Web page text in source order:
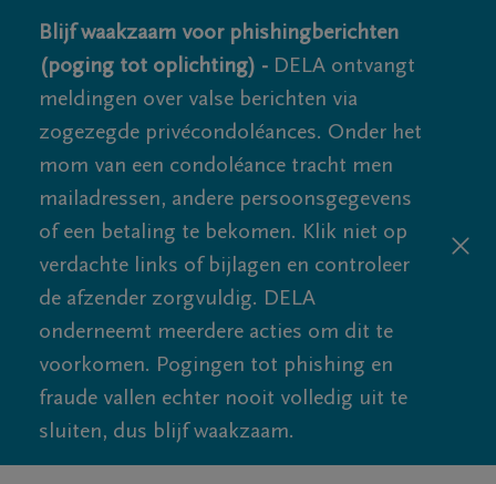
Blijf waakzaam voor phishingberichten
(poging tot oplichting) - DELA ontvangt
meldingen over valse berichten via
zogezegde privécondoléances. Onder het
mom van een condoléance tracht men
mailadressen, andere persoonsgegevens
of een betaling te bekomen. Klik niet op
verdachte links of bijlagen en controleer
de afzender zorgvuldig. DELA
onderneemt meerdere acties om dit te
voorkomen. Pogingen tot phishing en
fraude vallen echter nooit volledig uit te
sluiten, dus blijf waakzaam.